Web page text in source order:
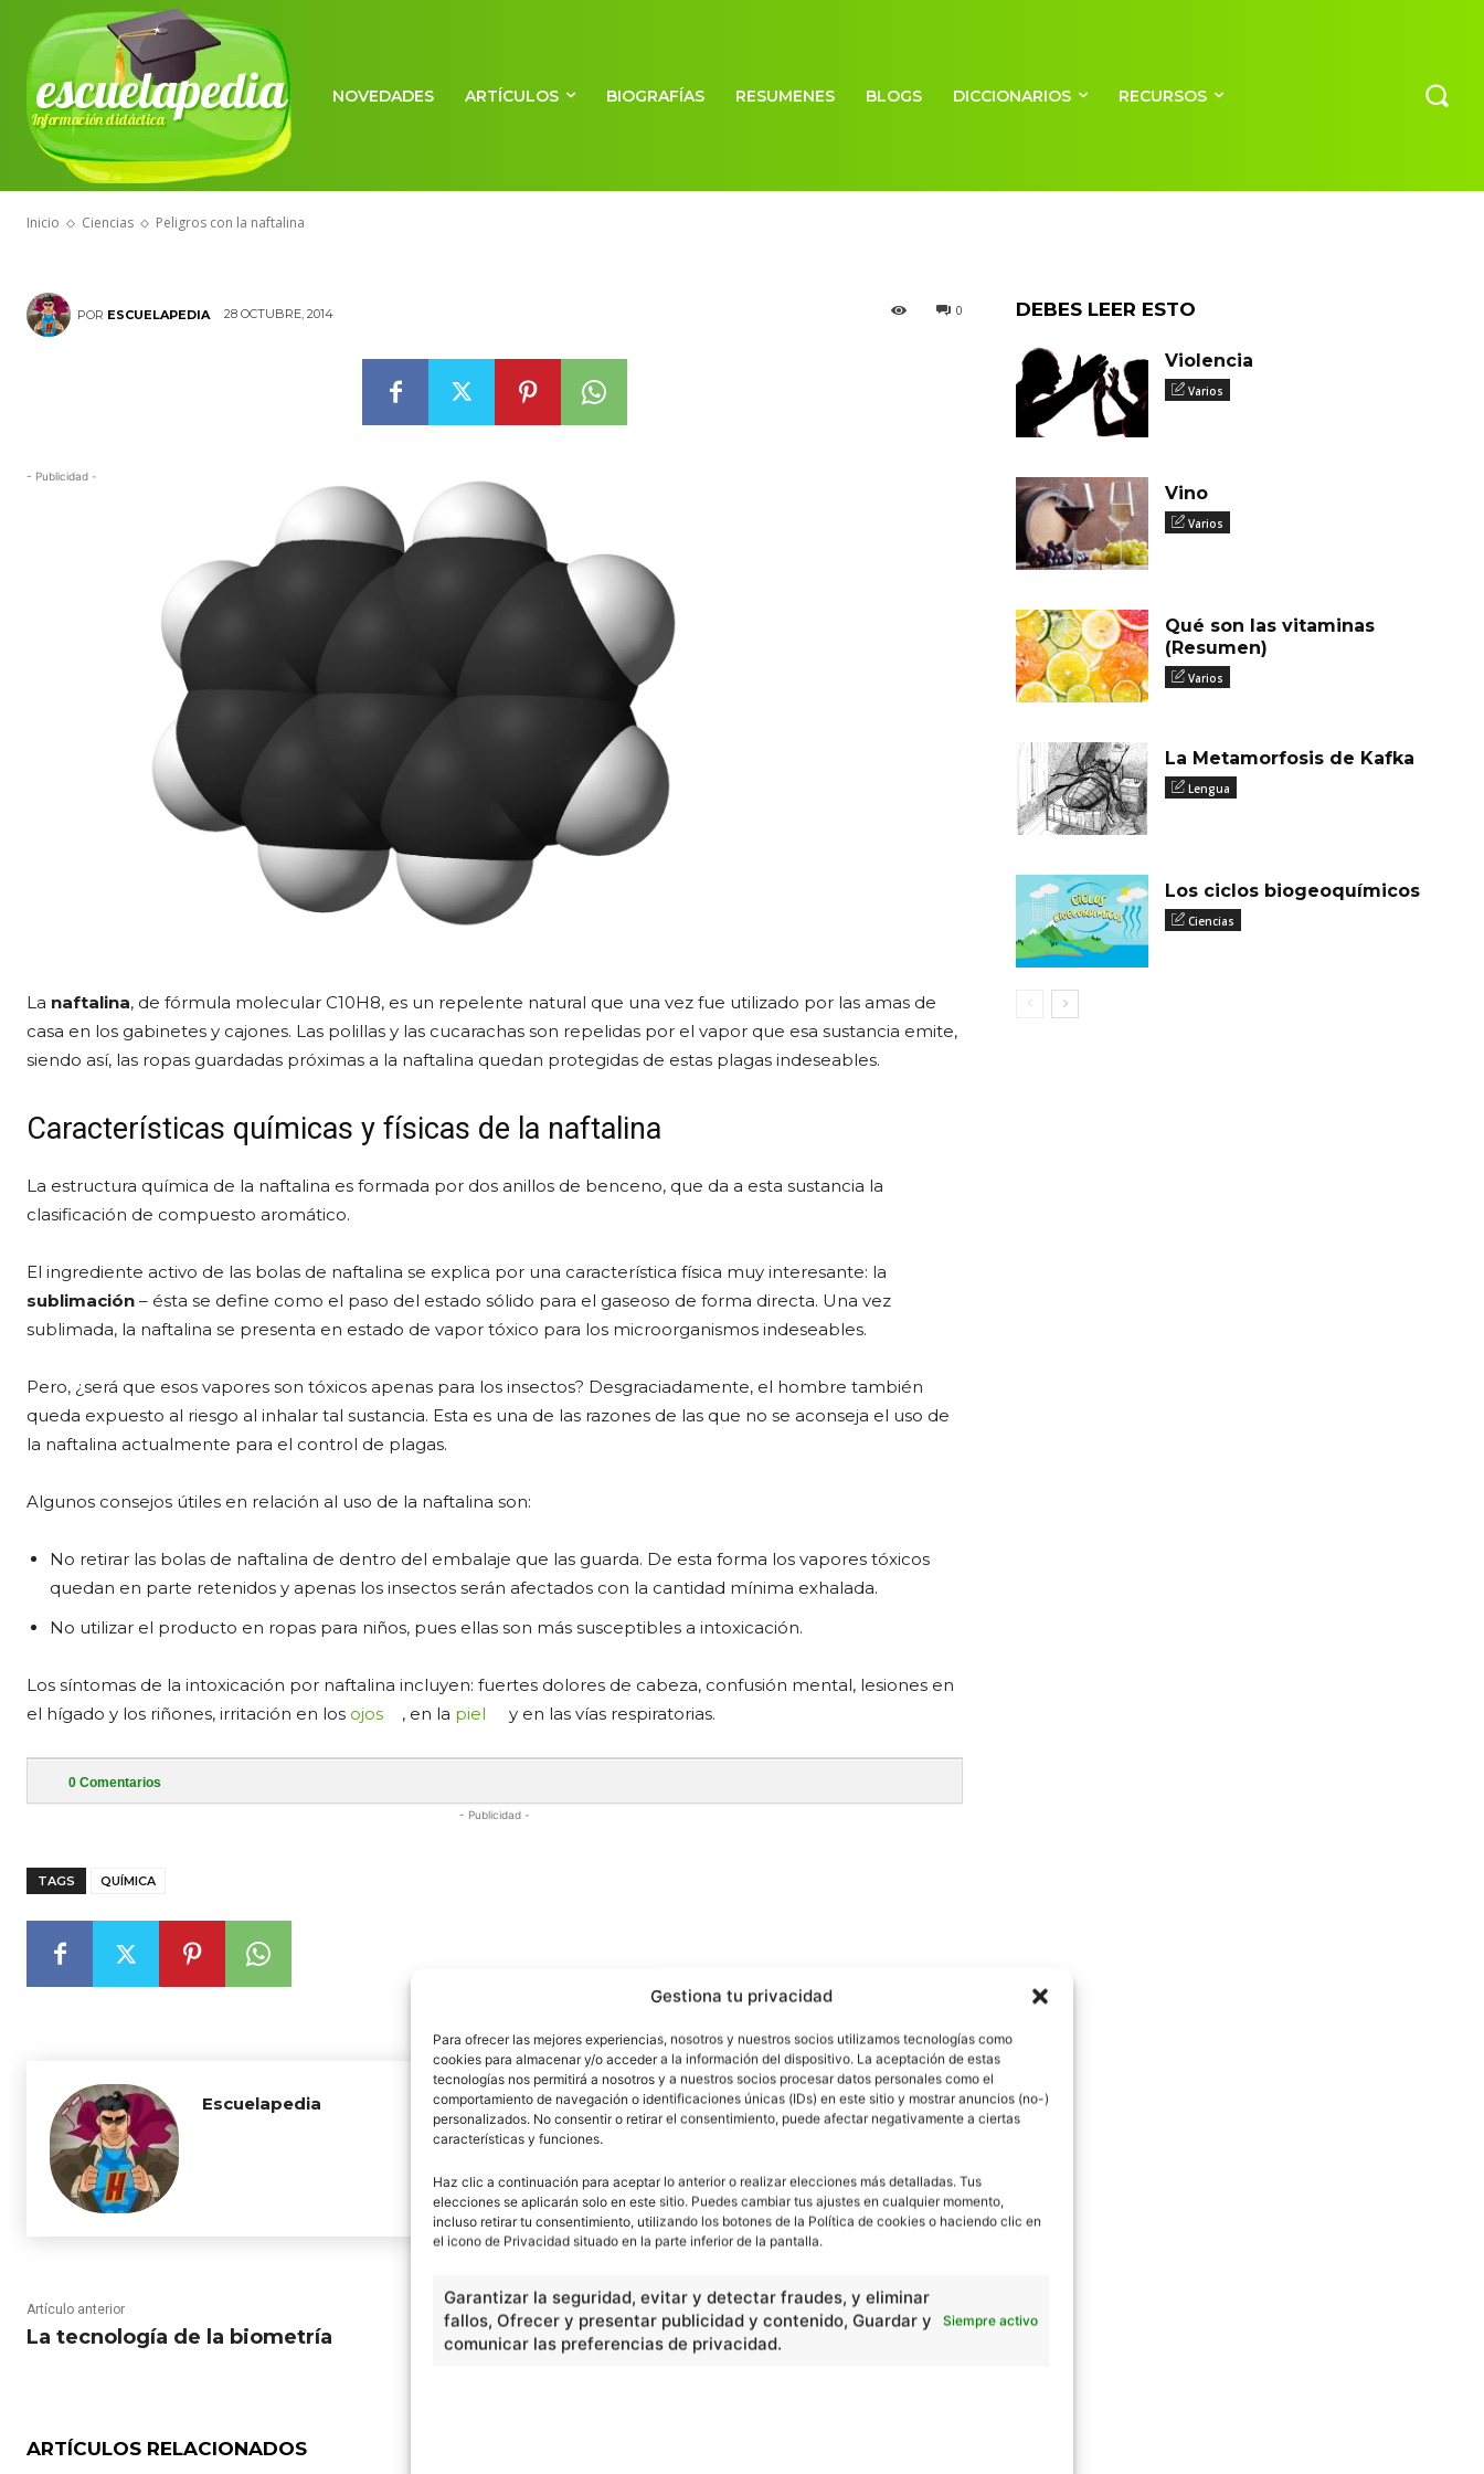
Gestiona tu privacidad
Para ofrecer las mejores experiencias, nosotros y nuestros socios utilizamos tecnologías como
cookies para almacenar y/o acceder a la información del dispositivo. La aceptación de estas
tecnologías nos permitirá a nosotros y a nuestros socios procesar datos personales como el
comportamiento de navegación o identificaciones únicas (IDs) en este sitio y mostrar anuncios (no-)
personalizados. No consentir o retirar el consentimiento, puede afectar negativamente a ciertas
características y funciones.
Haz clic a continuación para aceptar lo anterior o realizar elecciones más detalladas. Tus
elecciones se aplicarán solo en este sitio. Puedes cambiar tus ajustes en cualquier momento,
incluso retirar tu consentimiento, utilizando los botones de la Política de cookies o haciendo clic en
el icono de Privacidad situado en la parte inferior de la pantalla.
Garantizar la seguridad, evitar y detectar fraudes, y eliminar
fallos, Ofrecer y presentar publicidad y contenido, Guardar y
comunicar las preferencias de privacidad.
Siempre activo
escuelapedia
Información didáctica
NOVEDADES ARTÍCULOS BIOGRAFÍAS RESUMENES BLOGS DICCIONARIOS RECURSOS
Inicio Ciencias Peligros con la naftalina
CIENCIAS
Peligros con la naftalina
POR ESCUELAPEDIA 28 OCTUBRE, 2014 0
- Publicidad -
La naftalina, de fórmula molecular C10H8, es un repelente natural que una vez fue utilizado por las amas de
casa en los gabinetes y cajones. Las polillas y las cucarachas son repelidas por el vapor que esa sustancia emite,
siendo así, las ropas guardadas próximas a la naftalina quedan protegidas de estas plagas indeseables.
Características químicas y físicas de la naftalina
La estructura química de la naftalina es formada por dos anillos de benceno, que da a esta sustancia la
clasificación de compuesto aromático.
El ingrediente activo de las bolas de naftalina se explica por una característica física muy interesante: la
sublimación – ésta se define como el paso del estado sólido para el gaseoso de forma directa. Una vez
sublimada, la naftalina se presenta en estado de vapor tóxico para los microorganismos indeseables.
Pero, ¿será que esos vapores son tóxicos apenas para los insectos? Desgraciadamente, el hombre también
queda expuesto al riesgo al inhalar tal sustancia. Esta es una de las razones de las que no se aconseja el uso de
la naftalina actualmente para el control de plagas.
Algunos consejos útiles en relación al uso de la naftalina son:
No retirar las bolas de naftalina de dentro del embalaje que las guarda. De esta forma los vapores tóxicos
quedan en parte retenidos y apenas los insectos serán afectados con la cantidad mínima exhalada.
No utilizar el producto en ropas para niños, pues ellas son más susceptibles a intoxicación.
Los síntomas de la intoxicación por naftalina incluyen: fuertes dolores de cabeza, confusión mental, lesiones en
el hígado y los riñones, irritación en los ojos , en la piel y en las vías respiratorias.
0 Comentarios
- Publicidad -
TAGS QUÍMICA
Escuelapedia
Artículo anterior
La tecnología de la biometría
Artículo siguiente
¿De dónde viene la fuerza de adhesión del
ARTÍCULOS RELACIONADOS
DEBES LEER ESTO
Violencia
Varios
Vino
Varios
Qué son las vitaminas
(Resumen)
Varios
La Metamorfosis de Kafka
Lengua
Los ciclos biogeoquímicos
Ciencias